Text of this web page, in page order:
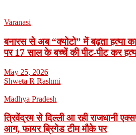
Varanasi
बनारस से अब “क्योटो” में बढ़ता हत्या
पर 17 साल के बच्चें की पीट-पीट कर
May 25, 2026
Shweta R Rashmi
Madhya Pradesh
त्रिवेंद्रम से दिल्ली आ रही राजधानी
आग, फायर ब्रिगेड टीम मौके पर